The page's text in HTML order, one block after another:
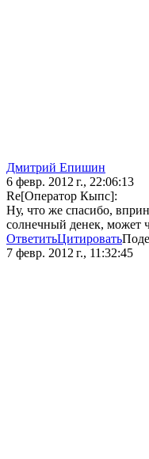
Дмитрий Епишин
6 февр. 2012 г., 22:06:13
Re[Оператор Кыпс]:
Ну, что же спасибо,
солнечный денек, может
ОтветитьЦитировать
7 февр. 2012 г., 11:32:45